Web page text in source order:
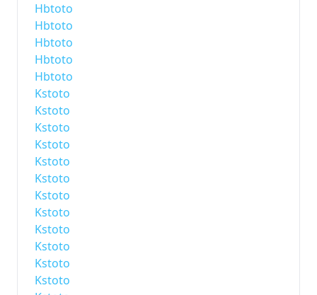
Hbtoto
Hbtoto
Hbtoto
Hbtoto
Hbtoto
Kstoto
Kstoto
Kstoto
Kstoto
Kstoto
Kstoto
Kstoto
Kstoto
Kstoto
Kstoto
Kstoto
Kstoto